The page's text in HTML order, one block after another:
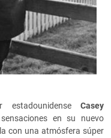
Casey
en su nuevo
con una atmósfera súper